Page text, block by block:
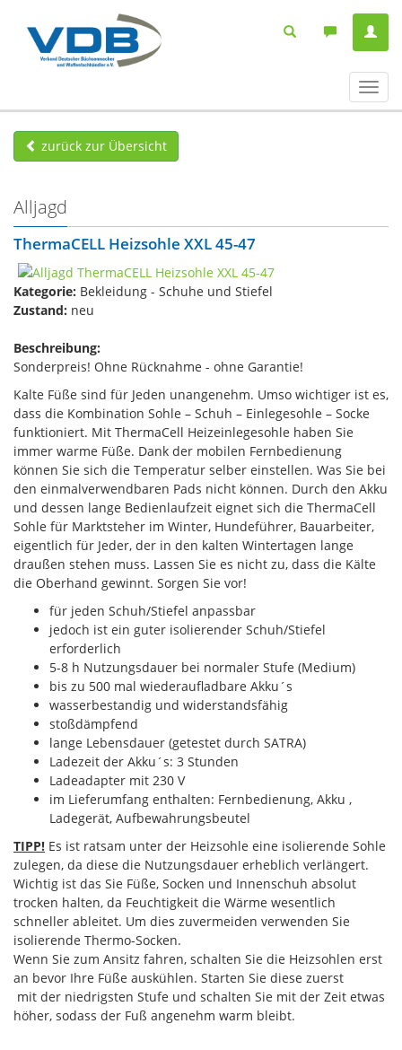
ein-/
zurück zur Übersicht
Alljagd
ThermaCELL Heizsohle XXL 45-47
Kategorie: Bekleidung - Schuhe und Stiefel
Zustand: neu
Beschreibung:
Sonderpreis! Ohne Rücknahme - ohne Garantie!
Kalte Füße sind für Jeden unangenehm. Umso wichtiger ist es,
dass die Kombination Sohle – Schuh – Einlegesohle – Socke
funktioniert. Mit ThermaCell Heizeinlegesohle haben Sie
immer warme Füße. Dank der mobilen Fernbedienung
können Sie sich die Temperatur selber einstellen. Was Sie bei
den einmalverwendbaren Pads nicht können. Durch den Akku
und dessen lange Bedienlaufzeit eignet sich die ThermaCell
Sohle für Marktsteher im Winter, Hundeführer, Bauarbeiter,
eigentlich für Jeder, der in den kalten Wintertagen lange
draußen stehen muss. Lassen Sie es nicht zu, dass die Kälte
die Oberhand gewinnt. Sorgen Sie vor!
für jeden Schuh/Stiefel anpassbar
jedoch ist ein guter isolierender Schuh/Stiefel
erforderlich
5-8 h Nutzungsdauer bei normaler Stufe (Medium)
bis zu 500 mal wiederaufladbare Akku´s
wasserbestandig und widerstandsfähig
stoßdämpfend
lange Lebensdauer (getestet durch SATRA)
Ladezeit der Akku´s: 3 Stunden
Ladeadapter mit 230 V
im Lieferumfang enthalten: Fernbedienung, Akku ,
Ladegerät, Aufbewahrungsbeutel
TIPP! Es ist ratsam unter der Heizsohle eine isolierende Sohle
zulegen, da diese die Nutzungsdauer erheblich verlängert.
Wichtig ist das Sie Füße, Socken und Innenschuh absolut
trocken halten, da Feuchtigkeit die Wärme wesentlich
schneller ableitet. Um dies zuvermeiden verwenden Sie
isolierende Thermo-Socken.
Wenn Sie zum Ansitz fahren, schalten Sie die Heizsohlen erst
an bevor Ihre Füße auskühlen. Starten Sie diese zuerst
mit der niedrigsten Stufe und schalten Sie mit der Zeit etwas
höher, sodass der Fuß angenehm warm bleibt.